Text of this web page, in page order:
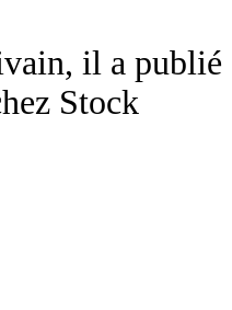
il a publié
Stock